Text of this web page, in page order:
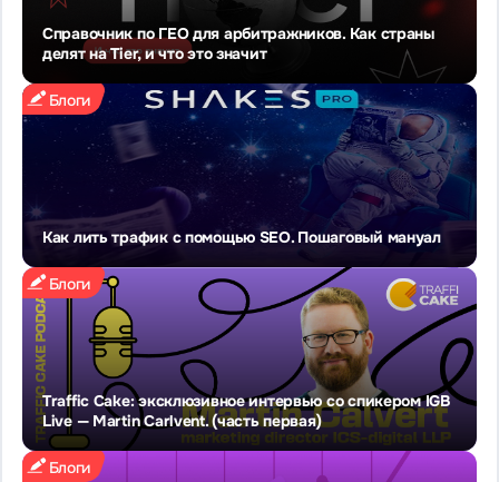
Справочник по ГЕО для арбитражников. Как страны
делят на Tier, и что это значит
Блоги
Как лить трафик с помощью SEO. Пошаговый мануал
Блоги
Traffic Cake: эксклюзивное интервью со спикером IGB
Live — Martin Carlvent. (часть первая)
Блоги